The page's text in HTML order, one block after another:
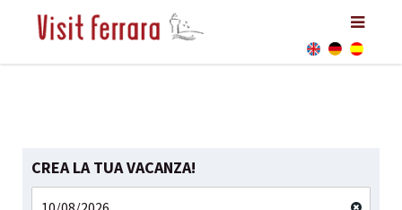
CREA LA TUA VACANZA!